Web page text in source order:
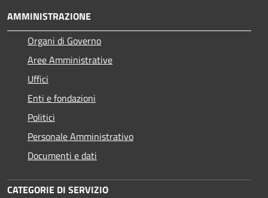
AMMINISTRAZIONE
Organi di Governo
Aree Amministrative
Uffici
Enti e fondazioni
Politici
Personale Amministrativo
Documenti e dati
CATEGORIE DI SERVIZIO